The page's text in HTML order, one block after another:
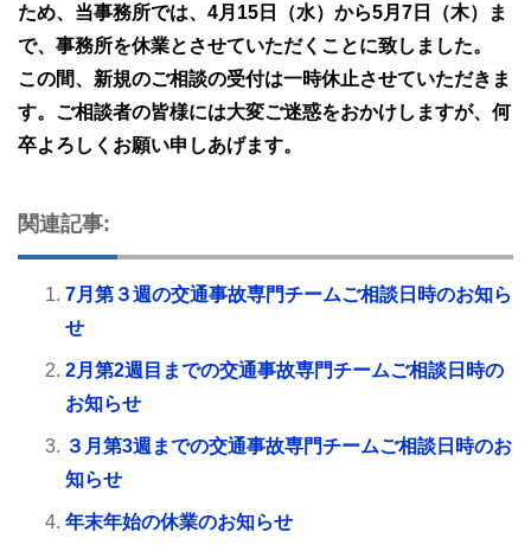
ため、当事務所では、4月15日（水）から5月7日（木）ま
で、事務所を休業とさせていただくことに致しました。
この間、新規のご相談の受付は一時休止させていただきま
す。ご相談者の皆様には大変ご迷惑をおかけしますが、何
卒よろしくお願い申しあげます。
関連記事:
7月第３週の交通事故専門チームご相談日時のお知ら
せ
2月第2週目までの交通事故専門チームご相談日時の
お知らせ
３月第3週までの交通事故専門チームご相談日時のお
知らせ
年末年始の休業のお知らせ